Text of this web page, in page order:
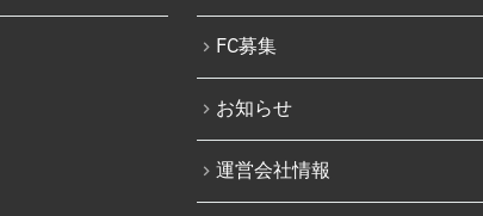
FC募集
お知らせ
運営会社情報